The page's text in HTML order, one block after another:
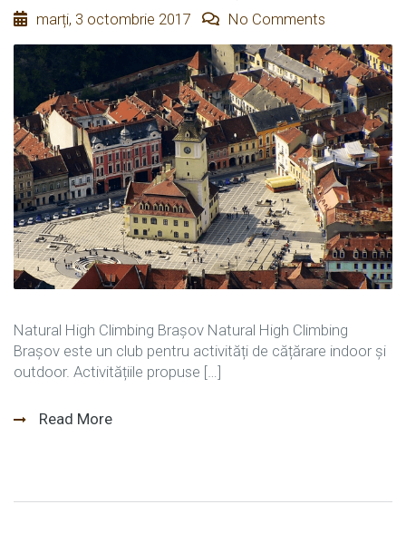
marți, 3 octombrie 2017 No Comments
Natural High Climbing Brașov Natural High Climbing
Brașov este un club pentru activități de cățărare indoor și
outdoor. Activitățiile propuse […]
Read More